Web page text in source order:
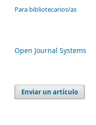
Para bibliotecarios/as
Open Journal Systems
Enviar un artículo